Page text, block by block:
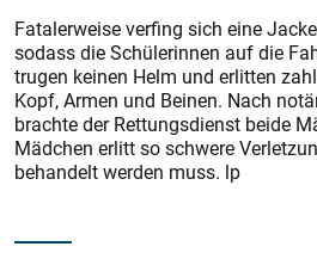
Fatalerweise verfing sich eine
sodass die Schülerinnen auf die
trugen keinen Helm und erlitten
Kopf, Armen und Beinen. Nach
brachte der Rettungsdienst beide
Mädchen erlitt so schwere
behandelt werden muss. lp